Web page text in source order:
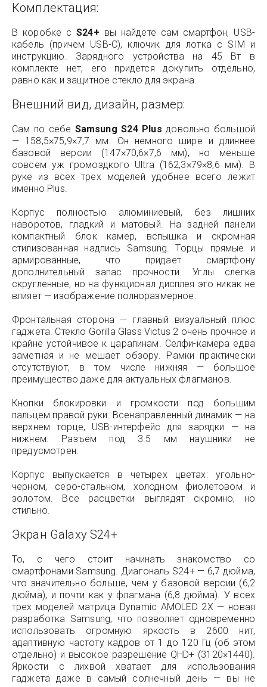
Комплектация:
В коробке сS24+ вы найдете сам смартфон, USB-
кабель (причем USB-C), ключик для лотка с SIM и
инструкцию. Зарядного устройства на 45 Вт в
комплекте нет, его придется докупить отдельно,
равно как и защитное стекло для экрана.
Внешний вид, дизайн, размер:
Сам по себе Samsung S24 Plus довольно большой
— 158,5×75,9×7,7 мм. Он немного шире и длиннее
базовой версии (147×70,6×7,6 мм), но меньше
совсем уж громоздкого Ultra (162,3×79×8,6 мм). В
руке из всех трех моделей удобнее всего лежит
именно Plus.
Корпус полностью алюминиевый, без лишних
наворотов, гладкий и матовый. На задней панели
компактный блок камер, вспышка и скромная
стилизованная надпись Samsung. Торцы прямые и
армированные, что придает смартфону
дополнительный запас прочности. Углы слегка
скругленные, но на функционал дисплея это никак не
влияет — изображение полноразмерное.
Фронтальная сторона — главный визуальный плюс
гаджета. Стекло Gorilla Glass Victus 2 очень прочное и
крайне устойчивое к царапинам. Селфи-камера едва
заметная и не мешает обзору. Рамки практически
отсутствуют, в том числе нижняя — большое
преимущество даже для актуальных флагманов.
Кнопки блокировки и громкости под большим
пальцем правой руки. Всенаправленный динамик — на
верхнем торце, USB-интерфейс для зарядки — на
нижнем. Разъем под 3.5 мм наушники не
предусмотрен.
Корпус выпускается в четырех цветах: угольно-
черном, серо-стальном, холодном фиолетовом и
золотом. Все расцветки выглядят скромно, но
стильно.
Экран Galaxy S24+
То, с чего стоит начинать знакомство со
смартфонами Samsung. Диагональ S24+ — 6,7 дюйма,
что значительно больше, чем у базовой версии (6,2
дюйма), и почти как у флагмана (6,8 дюйма). У всех
трех моделей матрица Dynamic AMOLED 2X — новая
разработка Samsung, что позволяет одновременно
использовать огромную яркость в 2600 нит,
адаптивную частоту кадров от 1 до 120 Гц (об этом
отдельно) и высокое разрешение QHD+ (3120×1440).
Яркости с лихвой хватает для использования
гаджета даже в самый солнечный день — вы не